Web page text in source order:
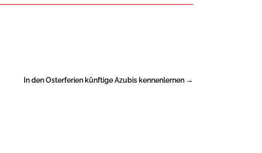
In den Osterferien künftige Azubis kennenlernen→